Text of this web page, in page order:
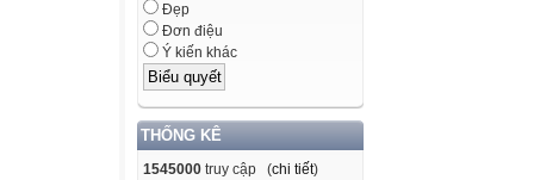
Đẹp
Đơn điệu
Ý kiến khác
THỐNG KÊ
1545000 truy cập (chi tiết)